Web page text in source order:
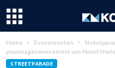
Home Evenementen
praalwagenevenement van Noord
STREETPARADE